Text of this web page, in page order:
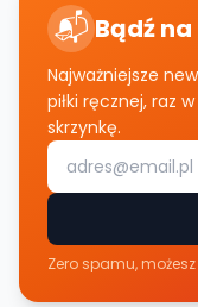
📬 Bądź
Najważniejsze
piłki ręcznej, raz
skrzynkę.
Zero spamu,